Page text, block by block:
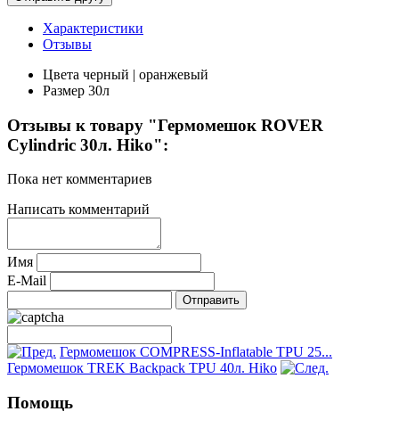
Характеристики
Отзывы
Цвета черный | оранжевый
Размер 30л
Отзывы к товару "Гермомешок ROVER
Cylindric 30л. Hiko":
Пока нет комментариев
Написать комментарий
Имя
E-Mail
Гермомешок COMPRESS-Inflatable TPU 25...
Гермомешок TREK Backpack TPU 40л. Hiko
Помощь